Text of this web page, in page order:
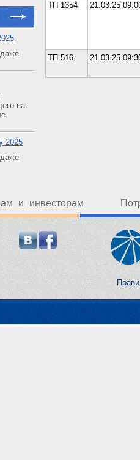
на
2025
ТП 1354 21.03.25
ТП 516 21.03.25
и инвесторам